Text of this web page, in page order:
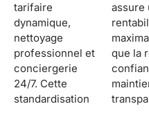
tarifaire
dynamique,
nettoyage
professionnel et
conciergerie
24/7. Cette
standardisation
assure une
rentabilité
maximale tandis
que la relation de
confiance
maintient une
transparence
les propriétaires
ambitieux
souhaitant
développer
sereinement leur
portefeuille